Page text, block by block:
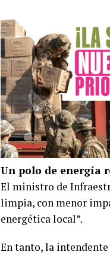
Un polo de energía
El ministro de
limpia, con menor
energética local”.
En tanto, la intendente